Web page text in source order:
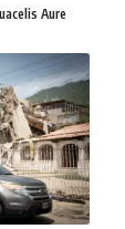
Aure